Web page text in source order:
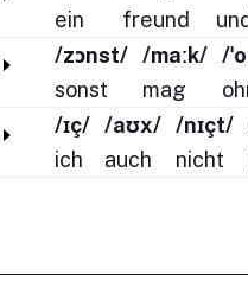
ein
freund
/zɔnst/
sonst
/maːk/
mag
/
/ɪç/
ich
/aʊx/
auch
/nɪçt/
nicht